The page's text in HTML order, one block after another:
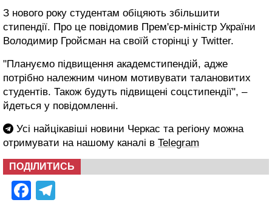
З нового року студентам обіцяють збільшити
стипендії. Про це повідомив Прем'єр-міністр України
Володимир Гройсман на своїй сторінці у Twitter.
"Плануємо підвищення академстипендій, адже
потрібно належним чином мотивувати талановитих
студентів. Також будуть підвищені соцстипендії", –
йдеться у повідомленні.
Усі найцікавіші новини Черкас та регіону можна
отримувати на нашому каналі в Telegram
ПОДІЛИТИСЬ
Facebook